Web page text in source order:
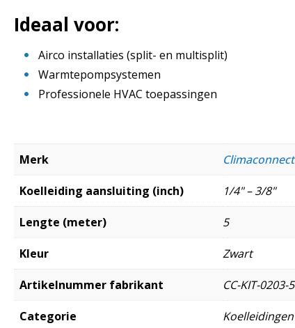
Ideaal voor:
Airco installaties (split- en multisplit)
Warmtepompsystemen
Professionele HVAC toepassingen
Merk Climaconnect
Koelleiding aansluiting (inch) 1/4" – 3/8"
Lengte (meter) 5
Kleur Zwart
Artikelnummer fabrikant CC-KIT-0203-5
Categorie Koelleidingen